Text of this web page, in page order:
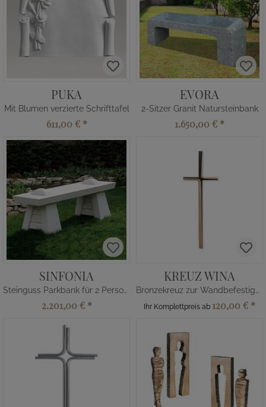
PUKA
Mit Blumen verzierte Schrifttafel
611,00 € *
EVORA
2-Sitzer Granit Natursteinbank
1.650,00 € *
SINFONIA
Steinguss Parkbank für 2 Personen
2.201,00 € *
KREUZ WINA
Bronzekreuz zur Wandbefestigung
Ihr Komplettpreis ab 120,00 € *